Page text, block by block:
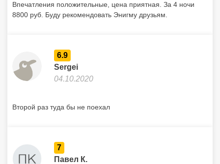
Впечатления положительные, цена приятная. За 4 ночи
8800 руб. Буду рекомендовать Энигму друзьям.
6.9
Sergei
04.10.2020
Второй раз туда бы не поехал
7
Павел К.